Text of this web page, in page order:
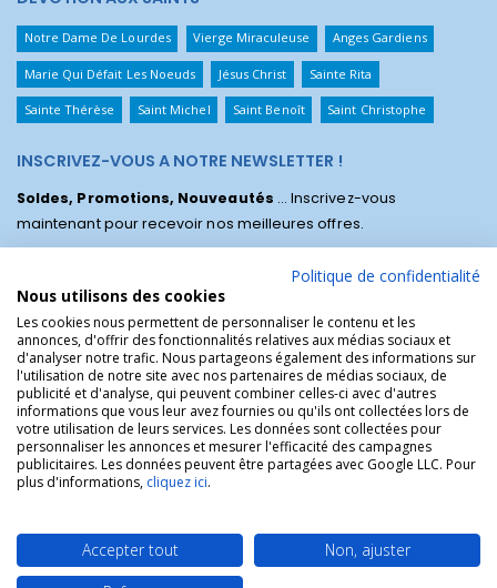
Notre Dame De Lourdes Vierge Miraculeuse Anges Gardiens
Marie Qui Défait Les Noeuds Jésus Christ Sainte Rita
Sainte Thérèse Saint Michel Saint Benoît Saint Christophe
INSCRIVEZ-VOUS A NOTRE NEWSLETTER !
Soldes, Promotions, Nouveautés ... Inscrivez-vous
maintenant pour recevoir nos meilleures offres.
La Boutique des Chrétiens © | La boutique religieuse chrétienne de
référence !.
Politique de confidentialité
Nous utilisons des cookies
Les cookies nous permettent de personnaliser le contenu et les
annonces, d'offrir des fonctionnalités relatives aux médias sociaux et
d'analyser notre trafic. Nous partageons également des informations sur
l'utilisation de notre site avec nos partenaires de médias sociaux, de
publicité et d'analyse, qui peuvent combiner celles-ci avec d'autres
informations que vous leur avez fournies ou qu'ils ont collectées lors de
votre utilisation de leurs services. Les données sont collectées pour
personnaliser les annonces et mesurer l'efficacité des campagnes
publicitaires. Les données peuvent être partagées avec Google LLC. Pour
plus d'informations, cliquez ici.
Accepter tout
Non, ajuster